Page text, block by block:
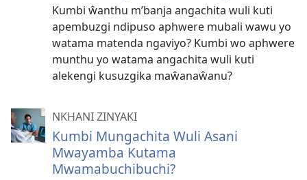
Kumbi ŵanthu m’banja angachita wuli kuti
apembuzgi ndipuso aphwere mubali wawu yo
watama matenda ngaviyo? Kumbi wo aphwere
munthu yo watama angachita wuli kuti
alekengi kusuzgika maŵanaŵanu?
NKHANI ZINYAKI
Kumbi Mungachita Wuli Asani
Mwayamba Kutama
Mwamabuchibuchi?